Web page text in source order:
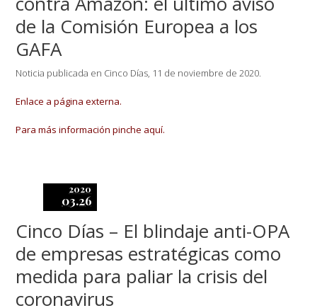
de la Comisión Europea a los
GAFA
Noticia publicada en Cinco Días, 11 de noviembre de 2020.
Enlace a página externa.
Para más información pinche aquí.
2020
03.26
Cinco Días – El blindaje anti-OPA
de empresas estratégicas como
medida para paliar la crisis del
coronavirus